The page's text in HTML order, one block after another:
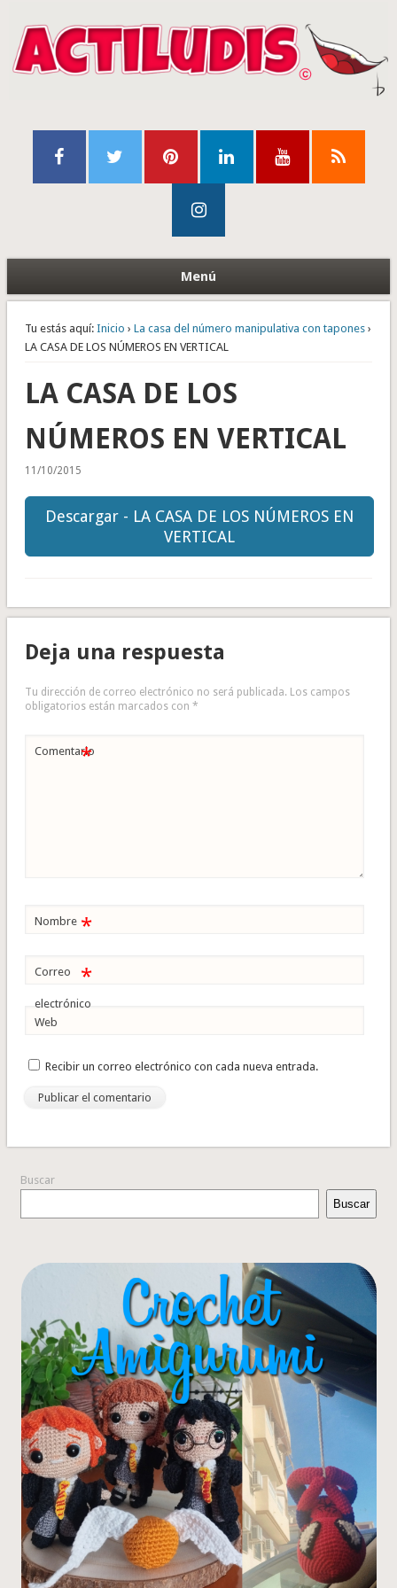
Menú
Tu estás aquí: Inicio › La casa del número manipulativa con tapones›
LA CASA DE LOS NÚMEROS EN VERTICAL
LA CASA DE LOS
NÚMEROS EN VERTICAL
11/10/2015
Descargar - LA CASA DE LOS NÚMEROS EN
VERTICAL
Deja una respuesta
Tu dirección de correo electrónico no será publicada. Los campos
obligatorios están marcados con *
Comentario
*
Nombre *
Correo
electrónico
*
Web
Recibir un correo electrónico con cada nueva entrada.
Buscar
Buscar